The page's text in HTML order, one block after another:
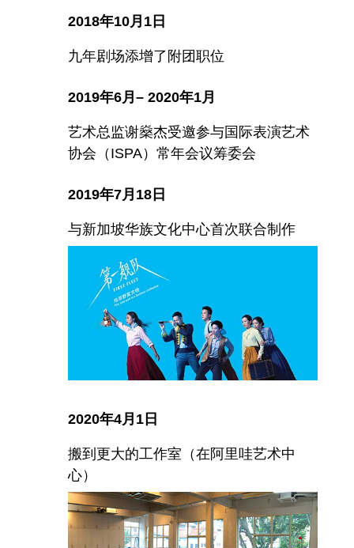
2018年10月1日
九年剧场添增了附团职位
2019年6月– 2020年1月
艺术总监谢燊杰受邀参与国际表演艺术
协会（ISPA）常年会议筹委会
2019年7月18日
与新加坡华族文化中心首次联合制作
2020年4月1日
搬到更大的工作室（在阿里哇艺术中
心）